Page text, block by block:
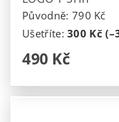
Původně: 790 Kč
Ušetříte:300 Kč
490 Kč